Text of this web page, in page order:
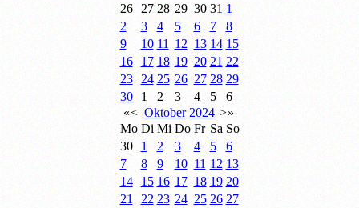
26
27 28 29 30 31 1
2
3 4 5 6 7
8
9
10 11 12 13 14 15
16
17 18 19 20 21 22
23
24 25 26 27 28 29
30
1 2 3 4 5
6
«< Oktober 2024 >»
Mo Di Mi Do Fr Sa So
30
1 2 3 4 5
6
7
8 9 10 11 12 13
14
15 16 17 18 19 20
21
22 23 24 25 26 27